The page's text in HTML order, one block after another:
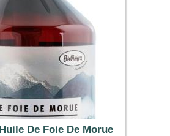
De Foie De Morue